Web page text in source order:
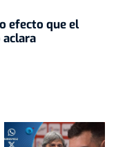
efecto que el
aclara